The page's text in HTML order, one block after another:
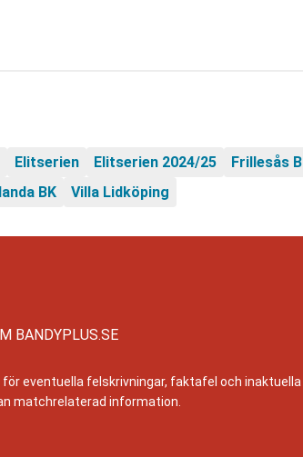
Elitserien Elitserien 2024/25 Frillesås
BK Villa Lidköping
BANDYPLUS.SE
eventuella felskrivningar, faktafel och
matchrelaterad information.